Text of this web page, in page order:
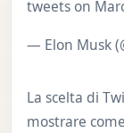
tweets on
— Elon Musk
La scelta di
mostrare